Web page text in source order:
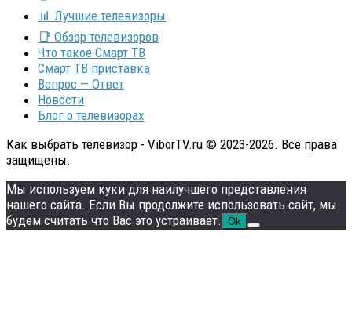
📊 Лучшие телевизоры
📑 Обзор телевизоров
Что такое Смарт ТВ
Смарт ТВ приставка
Вопрос — Ответ
Новости
Блог о телевизорах
Как выбрать телевизор - ViborTV.ru © 2023-2026. Все права
защищены.
Мы используем куки для наилучшего представления
нашего сайта. Если Вы продолжите использовать сайт, мы
будем считать что Вас это устраивает.
Ok